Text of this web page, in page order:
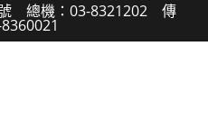
號 總機：03-8321202 傳